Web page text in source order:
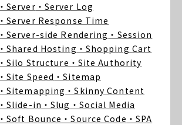
・Server ・Server Log
・Server Response Time
・Server-side Rendering ・Session
・Shared Hosting ・Shopping Cart
・Silo Structure ・Site Authority
・Site Speed ・Sitemap
・Sitemapping ・Skinny Content
・Slide-in ・Slug ・Social Media
・Soft Bounce ・Source Code ・SPA